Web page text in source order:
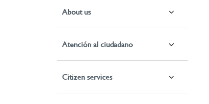
About us
Atención al ciudadano
Citizen services